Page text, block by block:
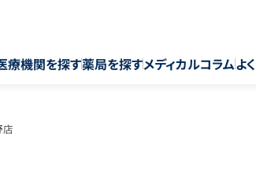
療機関を探す薬局を探すメディカルコラムよ
店